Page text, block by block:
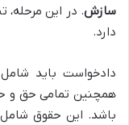
سازش. در این
دارد.
دادخواست باید
همچنین تمامی حق و
باشد. این حقوق شامل